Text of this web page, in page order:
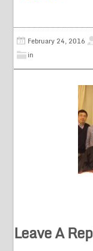
February 24, 2016
in
Leave A